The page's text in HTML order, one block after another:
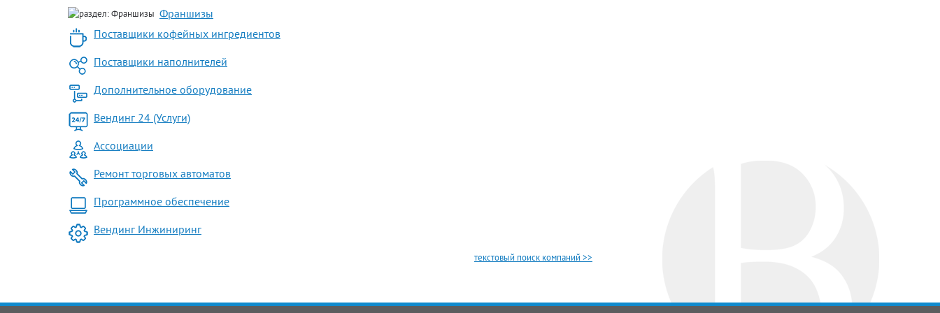
Франшизы
Поставщики кофейных ингредиентов
Поставщики наполнителей
Дополнительное оборудование
Вендинг 24 (Услуги)
Ассоциации
Ремонт торговых автоматов
Программное обеспечение
Вендинг Инжиниринг
текстовый поиск компаний >>